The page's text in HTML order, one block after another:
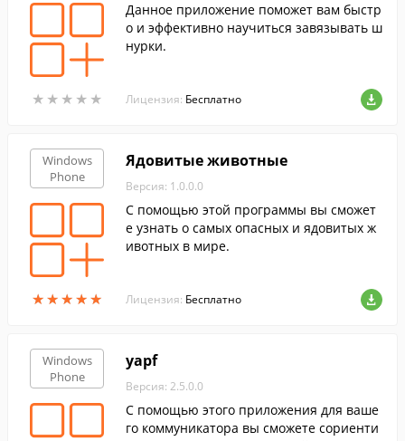
★ ★ ★ ★ ★
★ ★ ★ ★ ★
Данное приложение поможет вам быстр
о и эффективно научиться завязывать ш
нурки.
Лицензия: Бесплатно
Windows
Phone
★★★★★
★★★★★
Ядовитые животные
Версия: 1.0.0.0
С помощью этой программы вы сможет
е узнать о самых опасных и ядовитых ж
ивотных в мире.
Лицензия: Бесплатно
Windows
Phone
yapf
Версия: 2.5.0.0
С помощью этого приложения для ваше
го коммуникатора вы сможете сориенти